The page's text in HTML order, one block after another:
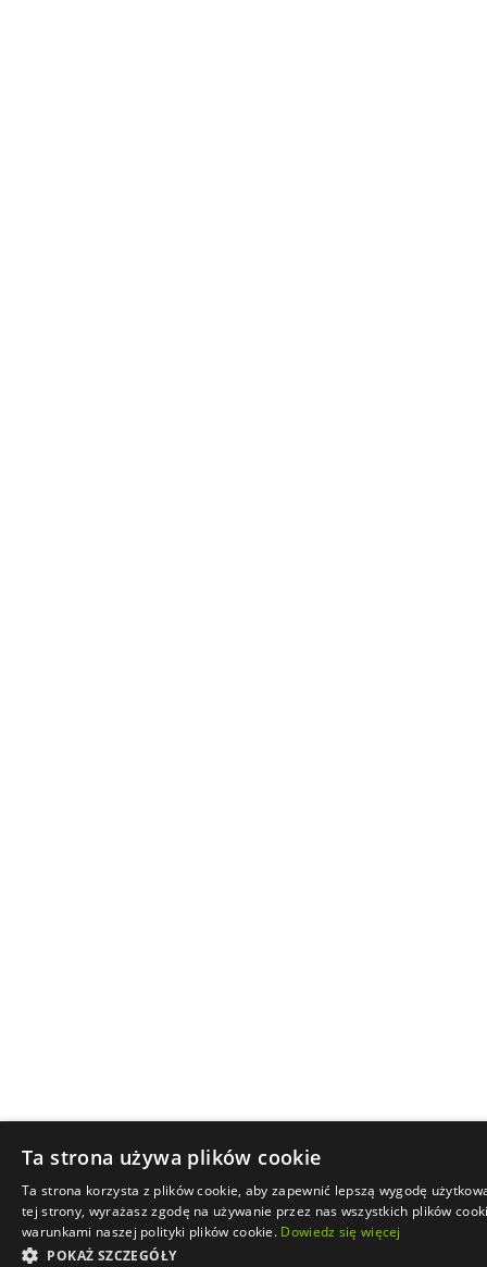
Ta strona używa plików cookie
Ta strona korzysta z plików cookie, aby zapewnić lepszą wygodę
tej strony, wyrażasz zgodę na używanie przez nas wszystkich plików
warunkami naszej polityki plików cookie. Dowiedz się więcej
POKAŻ SZCZEGÓŁY